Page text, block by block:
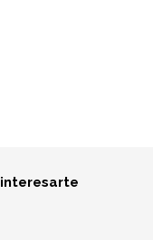
interesarte